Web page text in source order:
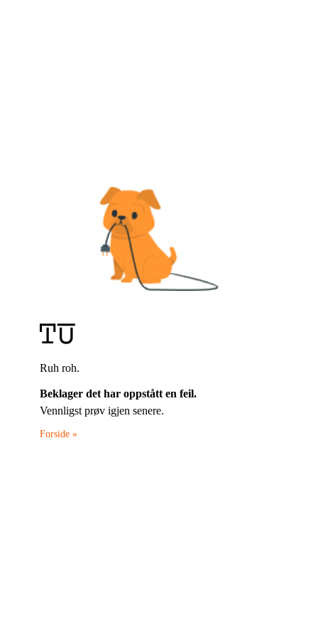
Ruh roh.
Beklager det har oppstått en feil.
Vennligst prøv igjen senere.
Forside »